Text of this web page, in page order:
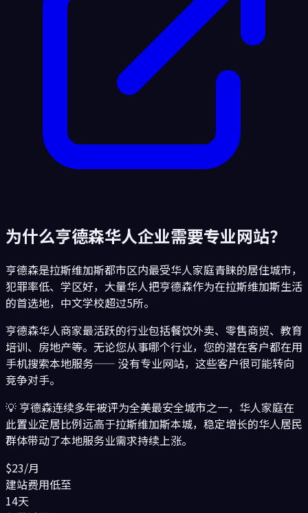
为什么亨德森华人企业需要专业网站？
亨德森是拉斯维加斯都市区内最受华人家庭青睐的居住城市，
犯罪率低、学区好，大量华人把亨德森作为在拉斯维加斯生活
的首选地，中文学校超过5所。
亨德森华人商家最活跃的行业包括餐饮外卖、零售商贸、教育
培训、房地产等。无论您从事哪个行业，您的潜在客户都在用
手机搜索本地服务—— 没有专业网站，这些客户很可能转向
竞争对手。
💡 亨德森连续多年被评为全美最安全城市之一，华人家庭在
此置业定居比例远高于拉斯维加斯本城，稳定增长的华人居民
群体带动了本地服务业需求持续上涨。
$23/月
建站费用低至
14天